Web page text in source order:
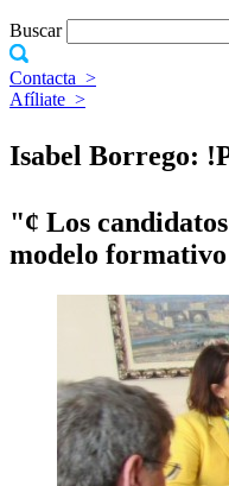
Buscar
Contacta >
Afíliate >
Isabel Borrego:
"¢ Los
modelo